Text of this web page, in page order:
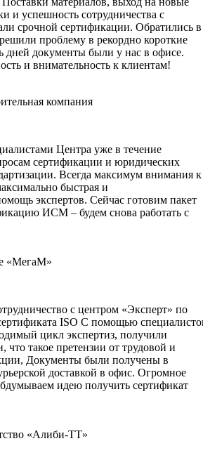
и успешность сотрудничества с
срочной сертификации. Обратились в
проблему в рекордно короткие
дней документы были у нас в офисе.
и внимательность к клиентам!
компания
Центра уже в течение
сертификации и юридических
Всегда максимум внимания к
быстрая и
экспертов. Сейчас готовим пакет
ИСМ – будем снова работать с
«МегаМ»
с центром «Эксперт» по
ISO С помощью
цикл экспертиз, получили
что такое претензии от трудовой и
Документы были получены в
доставкой в офис. Огромное
идею получить сертификат
«Алиби-ТТ»